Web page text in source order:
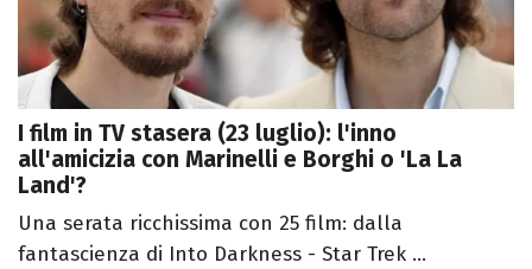
I film in TV stasera (23 luglio): l'inno
all'amicizia con Marinelli e Borghi o 'La La
Land'?
Una serata ricchissima con 25 film: dalla
fantascienza di Into Darkness - Star Trek ...